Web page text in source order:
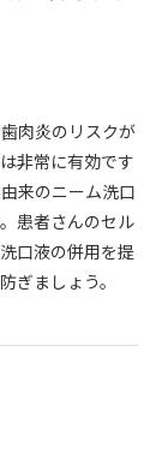
肉炎のリスクが
非常に有効です
来のニーム洗口
患者さんのセル
口液の併用を提
ぎましょう。